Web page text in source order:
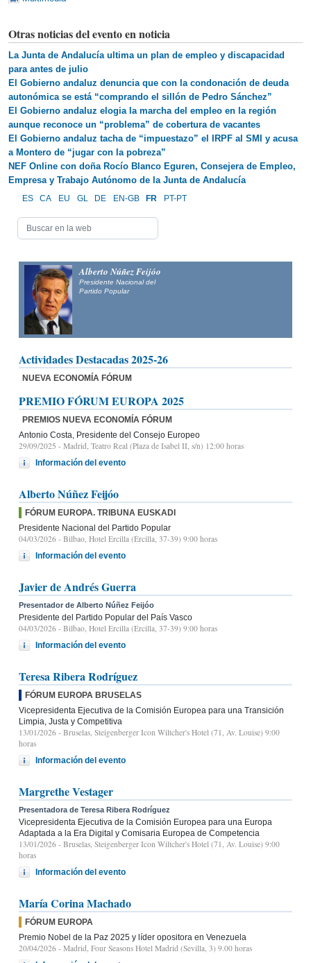
Otras noticias del evento en noticia
La Junta de Andalucía ultima un plan de empleo y discapacidad
para antes de julio
El Gobierno andaluz denuncia que con la condonación de deuda
autonómica se está “comprando el sillón de Pedro Sánchez”
El Gobierno andaluz elogia la marcha del empleo en la región
aunque reconoce un “problema” de cobertura de vacantes
El Gobierno andaluz tacha de “impuestazo” el IRPF al SMI y acusa
a Montero de “jugar con la pobreza”
NEF Online con doña Rocío Blanco Eguren, Consejera de Empleo,
Empresa y Trabajo Autónomo de la Junta de Andalucía
ES CA EU GL DE EN-GB FR PT-PT
Alberto Núñez Feijóo
Presidente Nacional del
Partido Popular
Actividades Destacadas 2025-26
NUEVA ECONOMÍA FÓRUM
PREMIO FÓRUM EUROPA 2025
PREMIOS NUEVA ECONOMÍA FÓRUM
Antonio Costa, Presidente del Consejo Europeo
29/09/2025 - Madrid, Teatro Real (Plaza de Isabel II, s/n) 12:00 horas
Información del evento
Alberto Núñez Feijóo
FÓRUM EUROPA. TRIBUNA EUSKADI
Presidente Nacional del Partido Popular
04/03/2026 - Bilbao, Hotel Ercilla (Ercilla, 37-39) 9:00 horas
Información del evento
Javier de Andrés Guerra
Presentador de Alberto Núñez Feijóo
Presidente del Partido Popular del País Vasco
04/03/2026 - Bilbao, Hotel Ercilla (Ercilla, 37-39) 9:00 horas
Información del evento
Teresa Ribera Rodríguez
FÓRUM EUROPA BRUSELAS
Vicepresidenta Ejecutiva de la Comisión Europea para una Transición
Limpia, Justa y Competitiva
13/01/2026 - Bruselas, Steigenberger Icon Wiltcher's Hotel (71, Av. Louise) 9:00
horas
Información del evento
Margrethe Vestager
Presentadora de Teresa Ribera Rodríguez
Vicepresidenta Ejecutiva de la Comisión Europea para una Europa
Adaptada a la Era Digital y Comisaria Europea de Competencia
13/01/2026 - Bruselas, Steigenberger Icon Wiltcher's Hotel (71, Av. Louise) 9:00
horas
Información del evento
María Corina Machado
FÓRUM EUROPA
Premio Nobel de la Paz 2025 y líder opositora en Venezuela
20/04/2026 - Madrid, Four Seasons Hotel Madrid (Sevilla, 3) 9.00 horas